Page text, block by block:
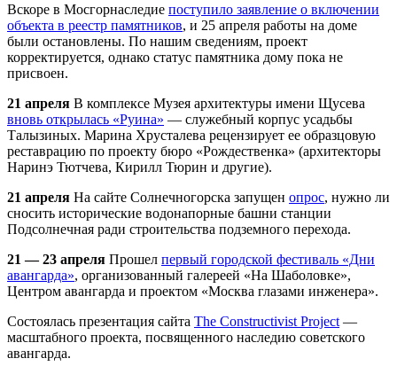
Вскоре в Мосгорнаследие поступило заявление о включении
объекта в реестр памятников, и 25 апреля работы на доме
были остановлены. По нашим сведениям, проект
корректируется, однако статус памятника дому пока не
присвоен.
21 апреля В комплексе Музея архитектуры имени Щусева
вновь открылась «Руина» — служебный корпус усадьбы
Талызиных. Марина Хрусталева рецензирует ее образцовую
реставрацию по проекту бюро «Рождественка» (архитекторы
Наринэ Тютчева, Кирилл Тюрин и другие).
21 апреля На сайте Солнечногорска запущен опрос, нужно ли
сносить исторические водонапорные башни станции
Подсолнечная ради строительства подземного перехода.
21 — 23 апреля Прошел первый городской фестиваль «Дни
авангарда», организованный галереей «На Шаболовке»,
Центром авангарда и проектом «Москва глазами инженера».
Состоялась презентация сайта The Constructivist Project —
масштабного проекта, посвященного наследию советского
авангарда.